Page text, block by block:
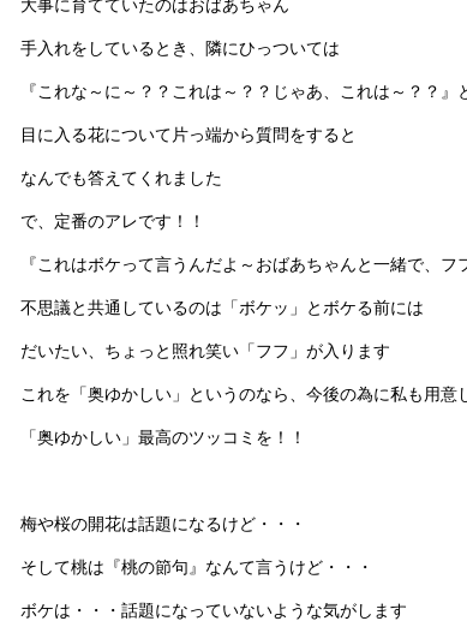
大事に育てていたのはおばあちゃん
手入れをしているとき、隣にひっついては
『これな～に～？？これは～？？じゃあ、これは～？？』
目に入る花について片っ端から質問をすると
なんでも答えてくれました
で、定番のアレです！！
『これはボケって言うんだよ～おばあちゃんと一緒で、
不思議と共通しているのは「ボケッ」とボケる前には
だいたい、ちょっと照れ笑い「フフ」が入ります
これを「奥ゆかしい」というのなら、今後の為に私も用意
「奥ゆかしい」最高のツッコミを！！
梅や桜の開花は話題になるけど・・・
そして桃は『桃の節句』なんて言うけど・・・
ボケは・・・話題になっていないような気がします